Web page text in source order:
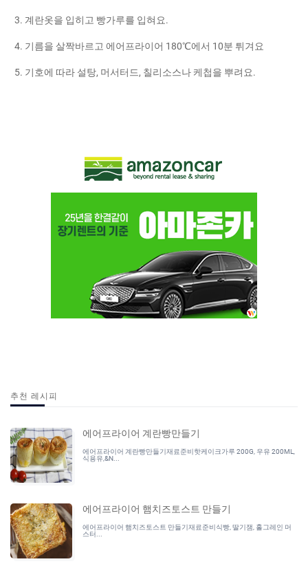
3. 계란옷을 입히고 빵가루를 입혀요.
4. 기름을 살짝바르고 에어프라이어 180℃에서 10분 튀겨요
5. 기호에 따라 설탕, 머서터드, 칠리소스나 케첩을 뿌려요.
추천 레시피
에어프라이어 계란빵만들기
에어프라이어 계란빵만들기재료준비핫케이크가루 200G, 우유 200ML,
식용유,&N...
에어프라이어 햄치즈토스트 만들기
에어프라이어 햄치즈토스트 만들기재료준비식빵, 딸기잼, 홀그레인 머
스터...